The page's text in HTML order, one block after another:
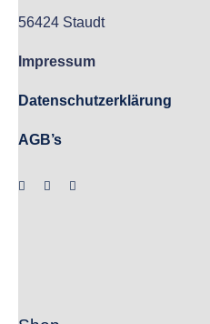
56424 Staudt
Impressum
Datenschutzerklärung
AGB’s